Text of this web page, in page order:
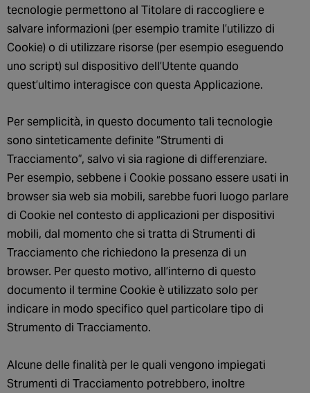
tecnologie permettono al Titolare di raccogliere e
salvare informazioni (per esempio tramite l’utilizzo di
Cookie) o di utilizzare risorse (per esempio eseguendo
uno script) sul dispositivo dell’Utente quando
quest’ultimo interagisce con questa Applicazione.
Per semplicità, in questo documento tali tecnologie
sono sinteticamente definite “Strumenti di
Tracciamento”, salvo vi sia ragione di differenziare.
Per esempio, sebbene i Cookie possano essere usati in
browser sia web sia mobili, sarebbe fuori luogo parlare
di Cookie nel contesto di applicazioni per dispositivi
mobili, dal momento che si tratta di Strumenti di
Tracciamento che richiedono la presenza di un
browser. Per questo motivo, all’interno di questo
documento il termine Cookie è utilizzato solo per
indicare in modo specifico quel particolare tipo di
Strumento di Tracciamento.
Alcune delle finalità per le quali vengono impiegati
Strumenti di Tracciamento potrebbero, inoltre